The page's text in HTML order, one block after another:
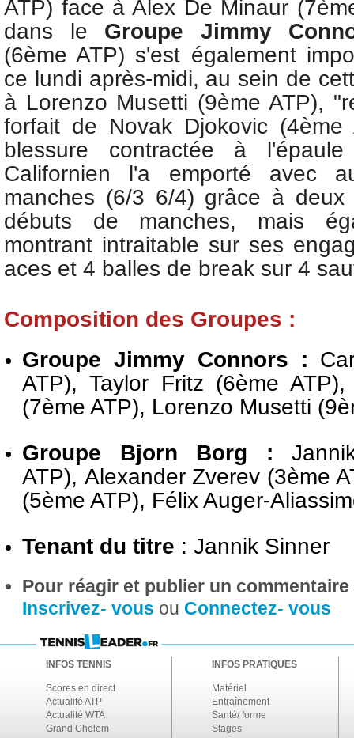
ATP) face à Alex De Minaur
dans le Groupe Jimmy
(6ème ATP) s'est également
ce lundi après-midi, au sein de
à Lorenzo Musetti (9ème ATP),
forfait de Novak Djokovic
blessure contractée à
Californien l'a emporté avec
manches (6/3 6/4) grâce à
débuts de manches, mais
montrant intraitable sur ses
aces et 4 balles de break sur 4
Composition des Groupes :
Groupe Jimmy Connors :
ATP),Taylor Fritz (6ème
(7ème ATP), Lorenzo Musetti
Groupe Bjorn Borg :
ATP), Alexander Zverev (3ème
(5ème ATP), Félix Auger-
Tenant du titre : Jannik Sinner
Pour réagir et publier un
Inscrivez- vous ou Connectez- vous
INFOS TENNIS
Scores en direct
Actualité ATP
Actualité WTA
Grand Chelem
INFOS PRATIQUES
Matériel
Entraînement
Santé/ forme
Stages